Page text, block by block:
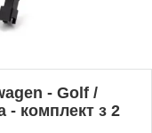
- Golf /
- комплект з 2